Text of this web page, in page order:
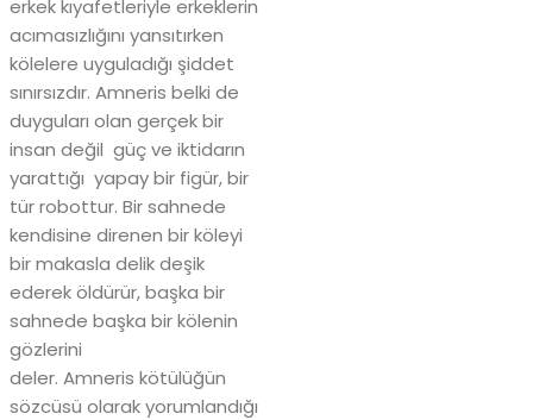
erkek kıyafetleriyle erkeklerin
acımasızlığını yansıtırken
kölelere uyguladığı şiddet
sınırsızdır. Amneris belki de
duyguları olan gerçek bir
insan değil güç ve iktidarın
yarattığı yapay bir figür, bir
tür robottur. Bir sahnede
kendisine direnen bir köleyi
bir makasla delik deşik
ederek öldürür, başka bir
sahnede başka bir kölenin
gözlerini
deler. Amneris kötülüğün
sözcüsü olarak yorumlandığı